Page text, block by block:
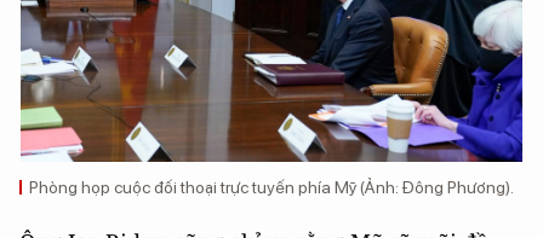
Phòng họp cuộc đối thoại trực tuyến phía Mỹ (Ảnh: Đông Phương).